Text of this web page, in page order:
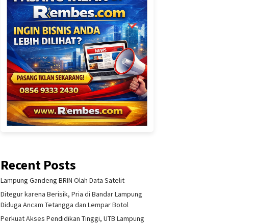
Recent Posts
Lampung Gandeng BRIN Olah Data Satelit
Ditegur karena Berisik, Pria di Bandar Lampung
Diduga Ancam Tetangga dan Lempar Botol
Perkuat Akses Pendidikan Tinggi, UTB Lampung